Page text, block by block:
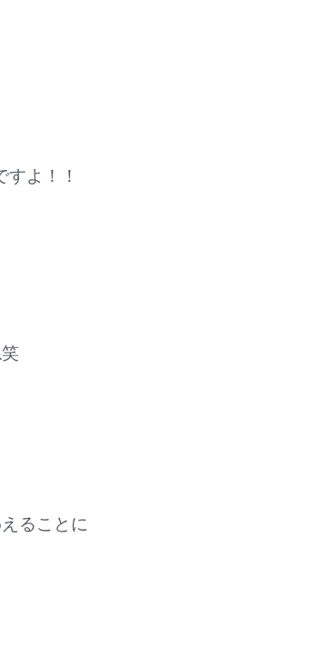
すよ！！
ることに